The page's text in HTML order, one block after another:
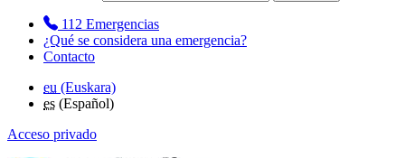
112 Emergencias
¿Qué se considera una emergencia?
Contacto
eu (Euskara)
es (Español)
Acceso privado